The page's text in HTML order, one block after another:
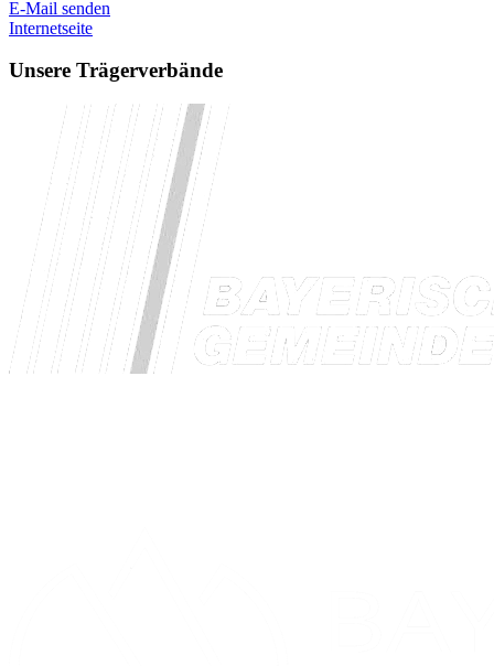
E-Mail senden
Internetseite
Unsere Trägerverbände